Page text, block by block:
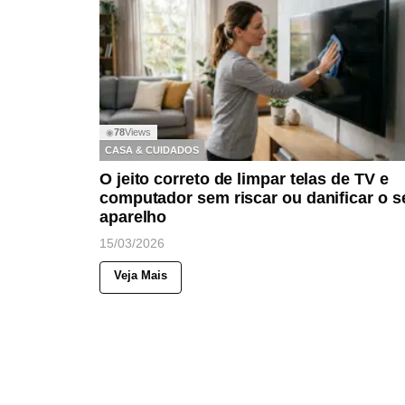
◉78Views
CASA & CUIDADOS
O jeito correto de limpar telas de TV e
computador sem riscar ou danificar o
aparelho
15/03/2026
Veja Mais